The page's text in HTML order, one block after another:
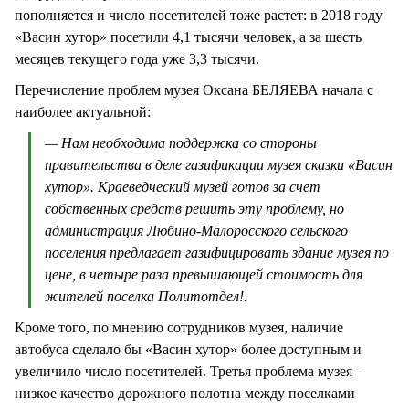
пополняется и число посетителей тоже растет: в 2018 году
«Васин хутор» посетили 4,1 тысячи человек, а за шесть
месяцев текущего года уже 3,3 тысячи.
Перечисление проблем музея Оксана БЕЛЯЕВА начала с
наиболее актуальной:
— Нам необходима поддержка со стороны
правительства в деле газификации музея сказки «Васин
хутор». Краеведческий музей готов за счет
собственных средств решить эту проблему, но
администрация Любино-Малоросского сельского
поселения предлагает газифицировать здание музея по
цене, в четыре раза превышающей стоимость для
жителей поселка Политотдел!.
Кроме того, по мнению сотрудников музея, наличие
автобуса сделало бы «Васин хутор» более доступным и
увеличило число посетителей. Третья проблема музея –
низкое качество дорожного полотна между поселками